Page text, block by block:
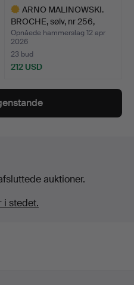
ARNO MALINOWSKI.
BROCHE, sølv, nr 256,
Geo…
Opnåede hammerslag 12 apr
2026
23 bud
212 USD
auktioner.
i stedet.